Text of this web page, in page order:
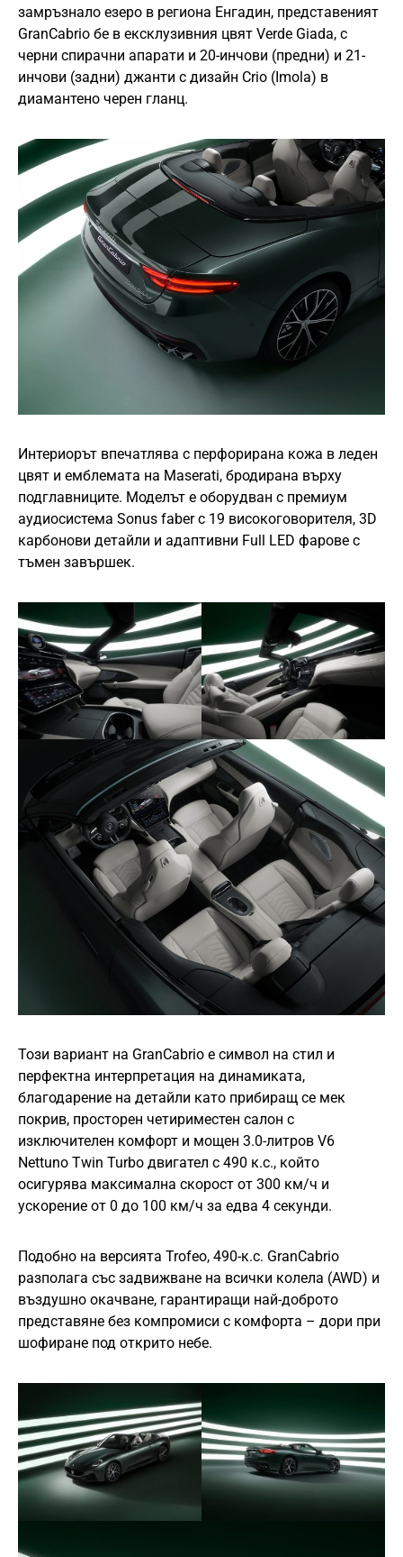
замръзнало езеро в региона Енгадин, представеният
GranCabrio бе в ексклузивния цвят Verde Giada, с
черни спирачни апарати и 20-инчови (предни) и 21-
инчови (задни) джанти с дизайн Crio (Imola) в
диамантено черен гланц.
Интериорът впечатлява с перфорирана кожа в леден
цвят и емблемата на Maserati, бродирана върху
подглавниците. Моделът е оборудван с премиум
аудиосистема Sonus faber с 19 високоговорителя, 3D
карбонови детайли и адаптивни Full LED фарове с
тъмен завършек.
Този вариант на GranCabrio е символ на стил и
перфектна интерпретация на динамиката,
благодарение на детайли като прибиращ се мек
покрив, просторен четириместен салон с
изключителен комфорт и мощен 3.0-литров V6
Nettuno Twin Turbo двигател с 490 к.с., който
осигурява максимална скорост от 300 км/ч и
ускорение от 0 до 100 км/ч за едва 4 секунди.
Подобно на версията Trofeo, 490-к.с. GranCabrio
разполага със задвижване на всички колела (AWD) и
въздушно окачване, гарантиращи най-доброто
представяне без компромиси с комфорта – дори при
шофиране под открито небе.